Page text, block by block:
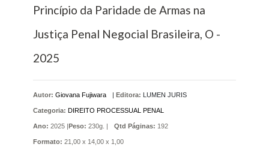
Princípio da Paridade de Armas na
Justiça Penal Negocial Brasileira, O -
2025
Autor: Giovana Fujiwara Editora: LUMEN JURIS
Categoria: DIREITO PROCESSUAL PENAL
Ano: 2025 | Peso: 230g. | Qtd Páginas: 192
Formato: 21,00 x 14,00 x 1,00